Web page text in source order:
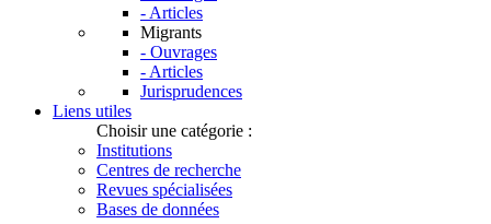
- Articles
Migrants
- Ouvrages
- Articles
Jurisprudences
Liens utiles
Choisir une catégorie :
Institutions
Centres de recherche
Revues spécialisées
Bases de données